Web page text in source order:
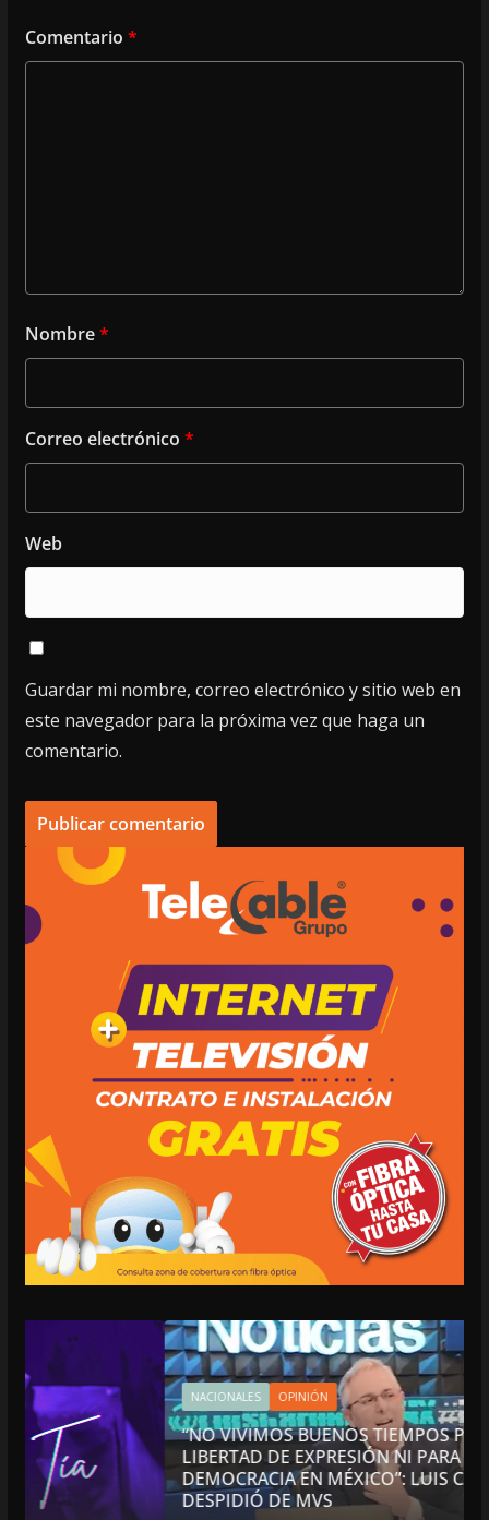
Comentario *
Nombre*
Correo electrónico *
Web
Guardar mi nombre, correo electrónico y sitio web en
este navegador para la próxima vez que haga un
comentario.
NACIONALES OPINIÓN
“NO VIVIMOS BUENOS TIEMPOS PARA LA
LIBERTAD DE EXPRESIÓN NI PARA LA
DEMOCRACIA EN MÉXICO”: LUIS CÁRDENAS; SE
DESPIDIÓ DE MVS